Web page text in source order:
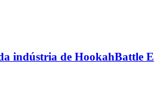
indústria de HookahBattle E